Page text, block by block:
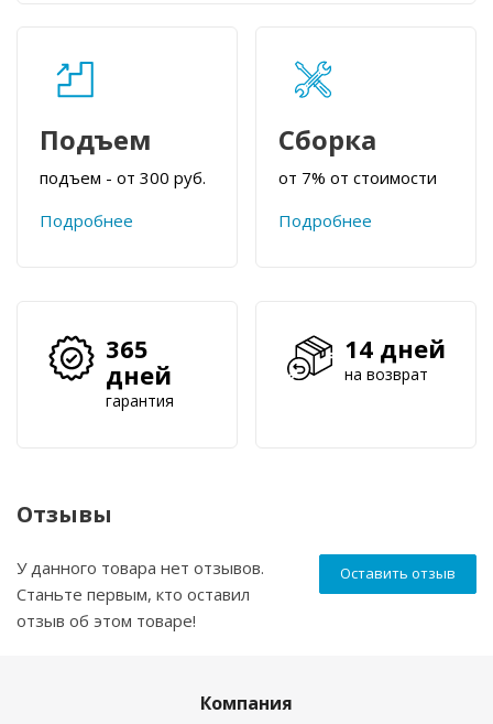
Подъем
подъем - от 300 руб.
Подробнее
Сборка
от 7% от стоимости
Подробнее
365
дней
гарантия
14 дней
на возврат
Отзывы
Оставить отзыв
У данного товара нет отзывов.
Станьте первым, кто оставил
отзыв об этом товаре!
Компания